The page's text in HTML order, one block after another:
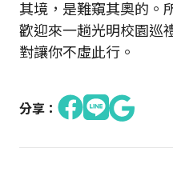
其境，是難窺其奧的。
歡迎來一趟光明校園巡
對讓你不虛此行。
分享：